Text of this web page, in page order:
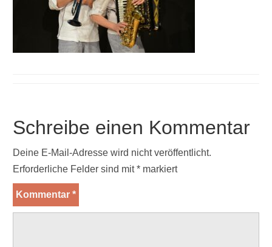
Schreibe einen Kommentar
Deine E-Mail-Adresse wird nicht veröffentlicht.
Erforderliche Felder sind mit* markiert
Kommentar*